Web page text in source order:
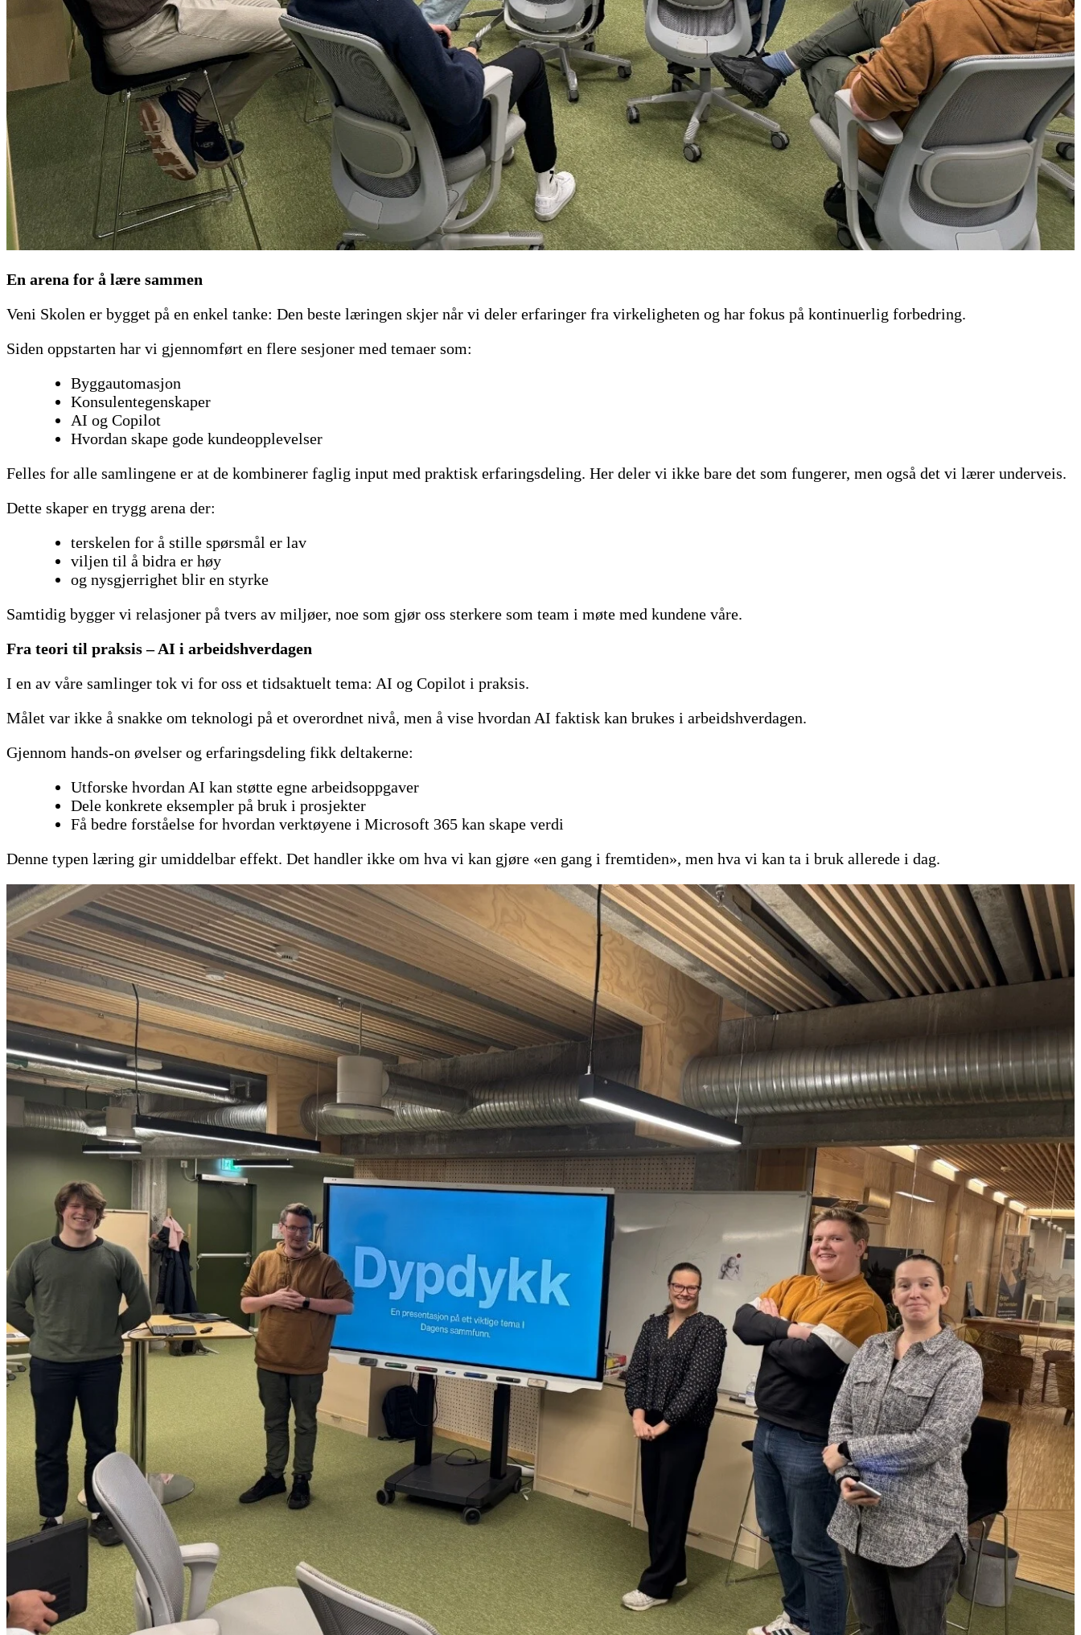
En arena for å lære sammen
Veni Skolen er bygget på en enkel tanke: Den beste læringen skjer når vi deler erfaringer fra virkeligheten og har fokus på kontinuerlig forbedring.
Siden oppstarten har vi gjennomført en flere sesjoner med temaer som:
Byggautomasjon
Konsulentegenskaper
AI og Copilot
Hvordan skape gode kundeopplevelser
Felles for alle samlingene er at de kombinerer faglig input med praktisk erfaringsdeling. Her deler vi ikke bare det som fungerer, men også det vi lærer underveis.
Dette skaper en trygg arena der:
terskelen for å stille spørsmål er lav
viljen til å bidra er høy
og nysgjerrighet blir en styrke
Samtidig bygger vi relasjoner på tvers av miljøer, noe som gjør oss sterkere som team i møte med kundene våre.
Fra teori til praksis – AI i arbeidshverdagen
I en av våre samlinger tok vi for oss et tidsaktuelt tema: AI og Copilot i praksis.
Målet var ikke å snakke om teknologi på et overordnet nivå, men å vise hvordan AI faktisk kan brukes i arbeidshverdagen.
Gjennom hands-on øvelser og erfaringsdeling fikk deltakerne:
Utforske hvordan AI kan støtte egne arbeidsoppgaver
Dele konkrete eksempler på bruk i prosjekter
Få bedre forståelse for hvordan verktøyene i Microsoft 365 kan skape verdi
Denne typen læring gir umiddelbar effekt. Det handler ikke om hva vi kan gjøre «en gang i fremtiden», men hva vi kan ta i bruk allerede i dag.